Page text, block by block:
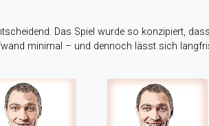
Das Spiel wurde so konzipiert,
minimal – und dennoch lässt sich